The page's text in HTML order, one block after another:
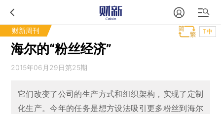
财新周刊 T中
海尔的“粉丝经济”
2015年06月29日第25期
它们改变了公司的生产方式和组织架构，实现了定制
化生产。今年的任务是想方设法吸引更多粉丝到海尔